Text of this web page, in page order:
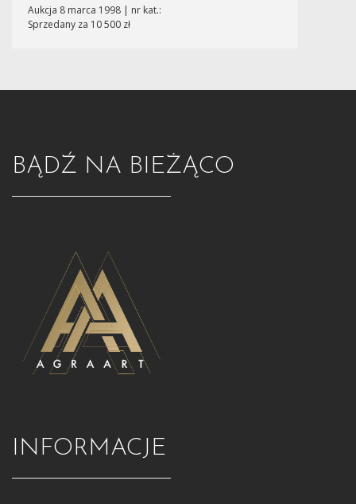
Aukcja 8 marca 1998 | nr kat.:
Sprzedany za 10 500 zł
BĄDŹ NA BIEŻĄCO
INFORMACJE